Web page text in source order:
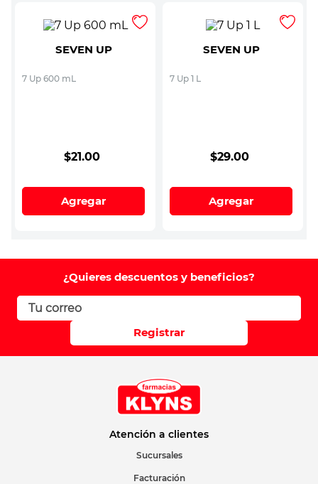
SEVEN UP
7 Up 600 mL
$21.00
Agregar
SEVEN UP
7 Up 1 L
$29.00
Agregar
¿Quieres descuentos y beneficios?
Registrar
Atención a clientes
Sucursales
Facturación